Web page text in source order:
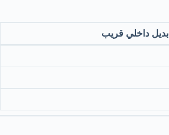
بديل داخلي قريب